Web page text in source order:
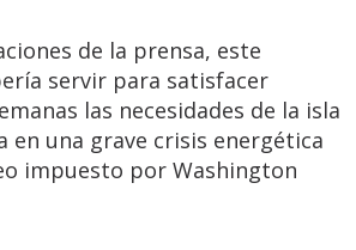
de la prensa, este
servir para satisfacer
las necesidades de la isla
en una grave crisis energética
impuesto por Washington